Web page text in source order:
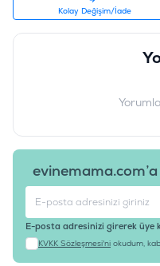
Irk BoyutuKolay Değişim/İade
evinemama.com’a
E-posta adresinizi girerek üye
KVKK Sözleşmesi'ni okudum,